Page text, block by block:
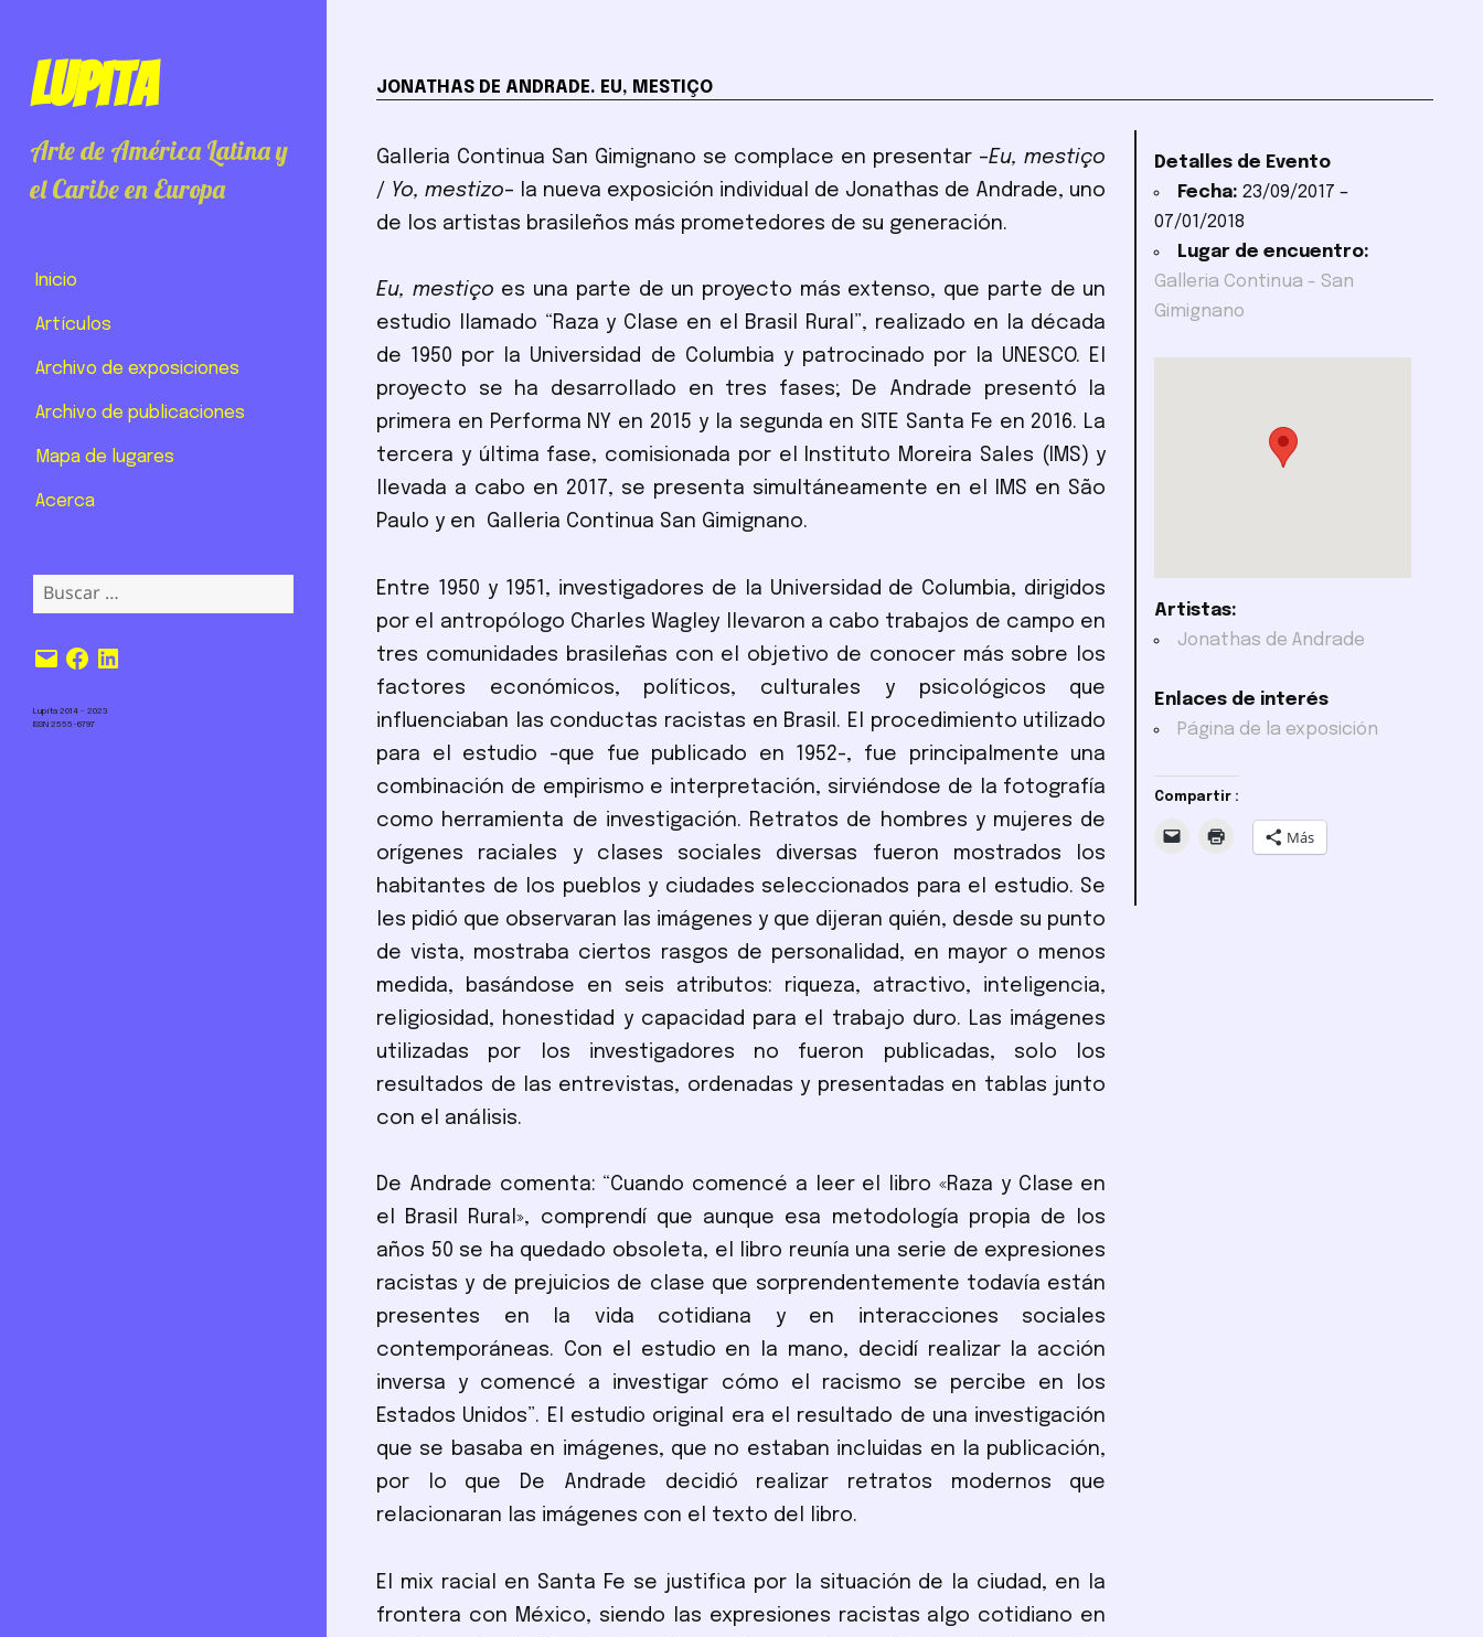
Lupita
Arte de América Latina y
el Caribe en Europa
Inicio
Artículos
Archivo de exposiciones
Archivo de publicaciones
Mapa de lugares
Acerca
Buscar:
Correo
electrónico
Facebook
LinkedIn
Lupita 2014 – 2023
ISSN 2555-6797
JONATHAS DE ANDRADE. EU, MESTIÇO
Galleria Continua San Gimignano se complace en presentar –Eu, mestiço
/ Yo, mestizo– la nueva exposición individual de Jonathas de Andrade, uno
de los artistas brasileños más prometedores de su generación.
Eu, mestiço es una parte de un proyecto más extenso, que parte de un
estudio llamado “Raza y Clase en el Brasil Rural”, realizado en la década
de 1950 por la Universidad de Columbia y patrocinado por la UNESCO. El
proyecto se ha desarrollado en tres fases; De Andrade presentó la
primera en Performa NY en 2015 y la segunda en SITE Santa Fe en 2016. La
tercera y última fase, comisionada por el Instituto Moreira Sales (IMS) y
llevada a cabo en 2017, se presenta simultáneamente en el IMS en São
Paulo y en Galleria Continua San Gimignano.
Entre 1950 y 1951, investigadores de la Universidad de Columbia, dirigidos
por el antropólogo Charles Wagley llevaron a cabo trabajos de campo en
tres comunidades brasileñas con el objetivo de conocer más sobre los
factores económicos, políticos, culturales y psicológicos que
influenciaban las conductas racistas en Brasil. El procedimiento utilizado
para el estudio -que fue publicado en 1952-, fue principalmente una
combinación de empirismo e interpretación, sirviéndose de la fotografía
como herramienta de investigación. Retratos de hombres y mujeres de
orígenes raciales y clases sociales diversas fueron mostrados los
habitantes de los pueblos y ciudades seleccionados para el estudio. Se
les pidió que observaran las imágenes y que dijeran quién, desde su punto
de vista, mostraba ciertos rasgos de personalidad, en mayor o menos
medida, basándose en seis atributos: riqueza, atractivo, inteligencia,
religiosidad, honestidad y capacidad para el trabajo duro. Las imágenes
utilizadas por los investigadores no fueron publicadas, solo los
resultados de las entrevistas, ordenadas y presentadas en tablas junto
con el análisis.
De Andrade comenta: “Cuando comencé a leer el libro «Raza y Clase en
el Brasil Rural», comprendí que aunque esa metodología propia de los
años 50 se ha quedado obsoleta, el libro reunía una serie de expresiones
racistas y de prejuicios de clase que sorprendentemente todavía están
presentes en la vida cotidiana y en interacciones sociales
contemporáneas. Con el estudio en la mano, decidí realizar la acción
inversa y comencé a investigar cómo el racismo se percibe en los
Estados Unidos”. El estudio original era el resultado de una investigación
que se basaba en imágenes, que no estaban incluidas en la publicación,
por lo que De Andrade decidió realizar retratos modernos que
relacionaran las imágenes con el texto del libro.
El mix racial en Santa Fe se justifica por la situación de la ciudad, en la
frontera con México, siendo las expresiones racistas algo cotidiano en
Detalles de Evento
Fecha: 23/09/2017 –
07/01/2018
Lugar de encuentro:
Galleria Continua - San
Gimignano
Artistas:
Jonathas de Andrade
Enlaces de interés
Página de la exposición
Compartir :
Más